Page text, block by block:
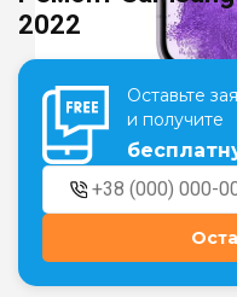
Театральная
г. Киев, ул. Крещатик 44-А
Оболонь
г. Киев, ТЦ LAKE PLAZA, ул.
полка «Азов», 12
г. Киев, Комфорт Таун, ул.
Березнева, 16, корпус 3
2022
Оставьте
и получите